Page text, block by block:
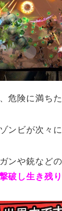
危険に満ち
ンビが次々
ンや銃などの
破し生き残